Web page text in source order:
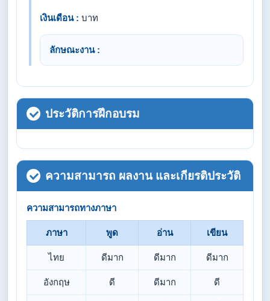
เงินเดือน : บาท
ลักษณะงาน :
ประวัติการฝึกอบรม
ความสามารถ ผลงาน และเกียรติประวัติ
ความสามารถทางภาษา
ภาษา พูด อ่าน เขียน
ไทย ดีมาก ดีมาก ดีมาก
อังกฤษ ดี ดีมาก ดี